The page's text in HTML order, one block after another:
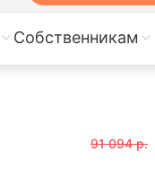
Собственникам
91 094 р.